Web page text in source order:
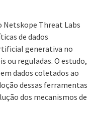
Threat Labs
de dados
generativa no
ou reguladas. O estudo,
dados coletados ao
dessas ferramentas
dos mecanismos de